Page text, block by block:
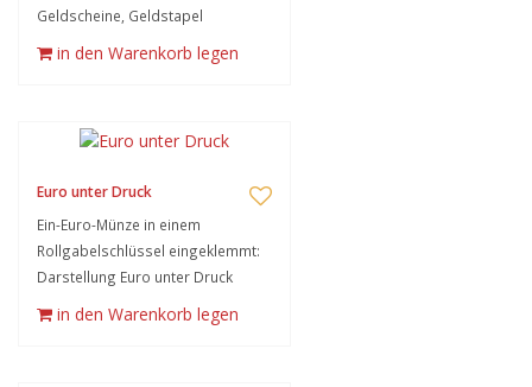
Geldscheine, Geldstapel
in den Warenkorb legen
Euro unter Druck
Ein-Euro-Münze in einem
Rollgabelschlüssel eingeklemmt:
Darstellung Euro unter Druck
in den Warenkorb legen